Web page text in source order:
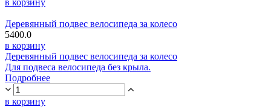
Деревянный подвес велосипеда за колесо
5400.0
в корзину
Деревянный подвес велосипеда за колесо
Для подвеса велосипеда без крыла.
Подробнее
в корзину